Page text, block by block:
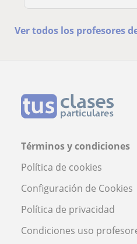
Ver todos los profesores
Términos y condiciones
Política de cookies
Configuración de Cookies
Política de privacidad
Condiciones uso